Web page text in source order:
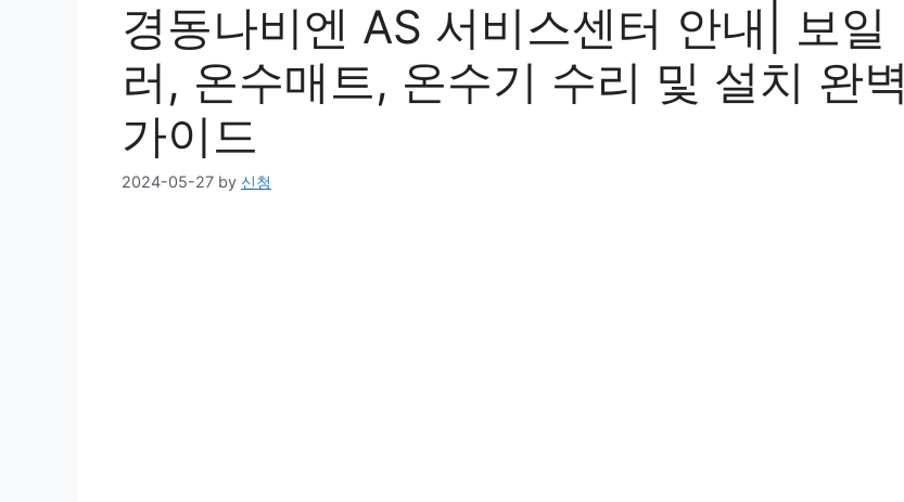
경동나비엔 AS 서비스센터 안내| 보일
러, 온수매트, 온수기 수리 및 설치 완벽
가이드
2024-05-27 by 신청